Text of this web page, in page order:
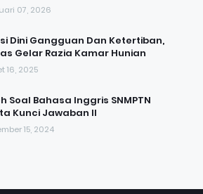
07, 2026
Dini Gangguan Dan Ketertiban,
Gelar Razia Kamar Hunian
16, 2025
Soal Bahasa Inggris SNMPTN
Kunci Jawaban II
15, 2024